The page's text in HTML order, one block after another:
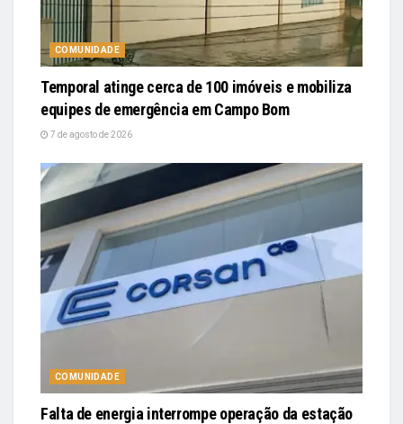
COMUNIDADE
Temporal atinge cerca de 100 imóveis e mobiliza
equipes de emergência em Campo Bom
7 de agosto de 2026
COMUNIDADE
Falta de energia interrompe operação da estação